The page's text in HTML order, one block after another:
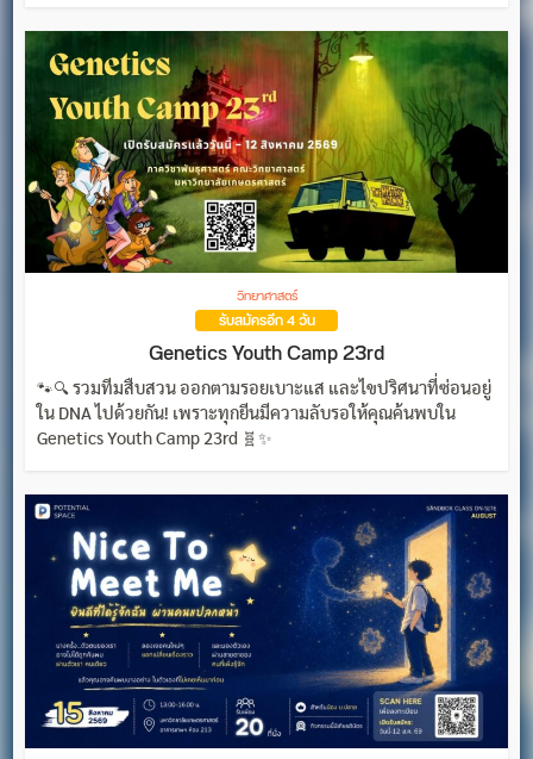
วิทยาศาสตร์
รับสมัครอีก 4 วัน
Genetics Youth Camp 23rd
🐾🔍 รวมทีมสืบสวน ออกตามรอยเบาะแส และไขปริศนาที่ซ่อนอยู่
ใน DNA ไปด้วยกัน! เพราะทุกยีนมีความลับรอให้คุณค้นพบใน
Genetics Youth Camp 23rd 🧬✨